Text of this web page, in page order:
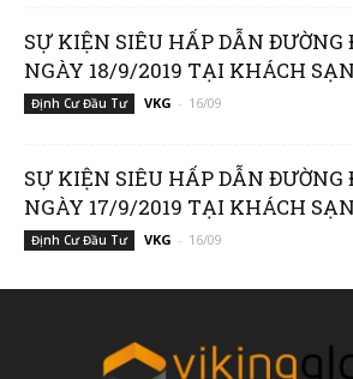
SỰ KIỆN SIÊU HẤP DẪN ĐƯỜNG
NGÀY 18/9/2019 TẠI KHÁCH
Định Cư Đầu Tư VKG - 16/09
SỰ KIỆN SIÊU HẤP DẪN ĐƯỜNG
NGÀY 17/9/2019 TẠI KHÁCH
Định Cư Đầu Tư VKG - 16/09